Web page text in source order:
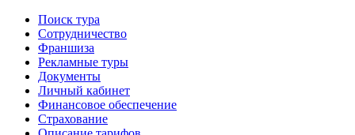
Поиск тура
Сотрудничество
Франшиза
Рекламные туры
Документы
Личный кабинет
Финансовое обеспечение
Страхование